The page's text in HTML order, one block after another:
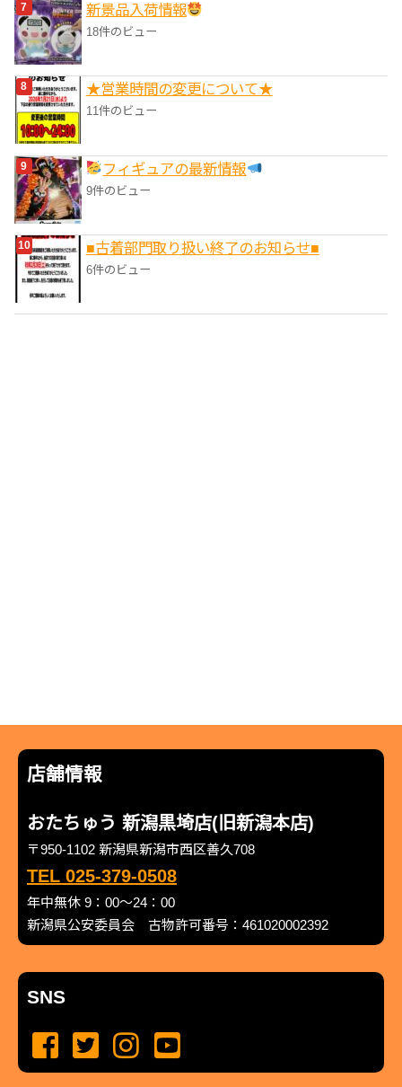
‎新景品入荷情報
18件のビュー
★営業時間の変更について★
11件のビュー
フィギュアの最新情報
9件のビュー
■‎古着部門取り扱い終了のお知らせ■
6件のビュー
店舗情報
おたちゅう 新潟黒埼店(旧新潟本店)
〒950-1102 新潟県新潟市西区善久708
TEL 025-379-0508
年中無休 9：00～24：00
新潟県公安委員会 古物許可番号：461020002392
SNS